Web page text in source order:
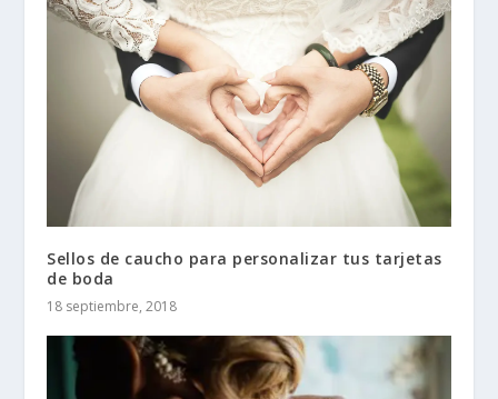
Sellos de caucho para personalizar tus tarjetas
de boda
18 septiembre, 2018